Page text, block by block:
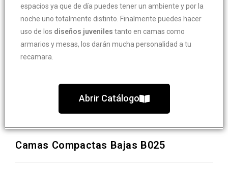
espacios ya que de día puedes tener un ambiente y por la
noche uno totalmente distinto. Finalmente puedes hacer
uso de los diseños juveniles tanto en camas como
armarios y mesas, los darán mucha personalidad a tu
recamara.
Abrir Catálogo
Camas Compactas Bajas B025